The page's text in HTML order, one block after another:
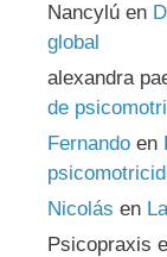
Nancylú en
global
alexandra
de
Fernando en
Nicolás en
Psicopraxis